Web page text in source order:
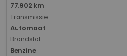
77.902 km
Transmissie
Automaat
Brandstof
Benzine